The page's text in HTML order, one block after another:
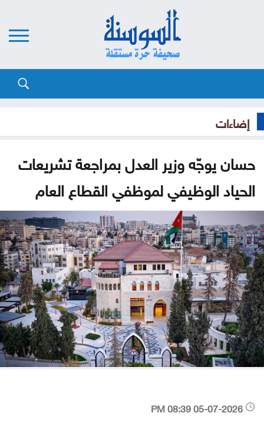
إضاءات
حسان يوجّه وزير العدل بمراجعة تشريعات
الحياد الوظيفي لموظفي القطاع العام